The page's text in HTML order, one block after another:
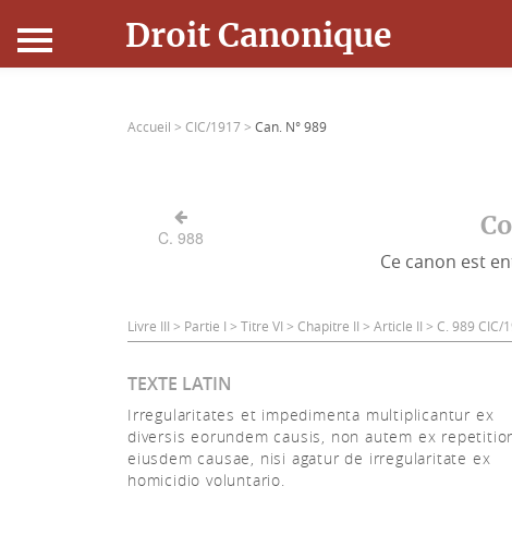
Droit Canonique
Connexion
Accueil > CIC/1917 > Can. N° 989
C. 988
Ce canon est
Livre III > Partie I > Titre VI > Chapitre II > Article II > C. 989 CIC/
TEXTE LATIN
Irregularitates et impedimenta multiplicantur ex
diversis eorundem causis, non autem ex
eiusdem causae, nisi agatur de irregularitate ex
homicidio voluntario.